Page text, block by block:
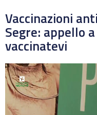
Vaccinazioni
Segre: appello a
vaccinatevi